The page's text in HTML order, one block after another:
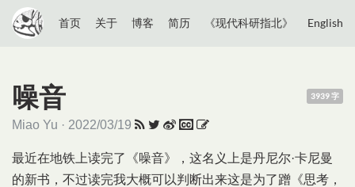
首页 关于 博客 简历 《现代科研指北》 English
3939 字
噪音
Miao Yu · 2022/03/19
最近在地铁上读完了《噪音》，这名义上是丹尼尔·卡尼曼
的新书，不过读完我大概可以判断出来这是为了蹭《思考，